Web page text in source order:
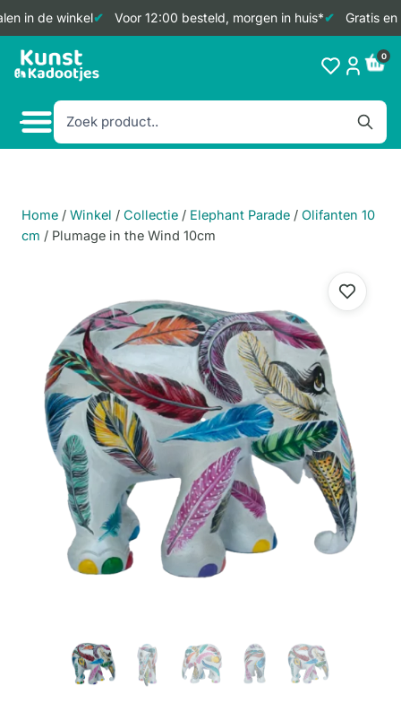
in de winkel Voor 12:00 besteld, morgen in huis* Gratis en
Doorgaan
naar
0
Home / Winkel / Collectie / Elephant Parade / Olifanten 10
cm / Plumage in the Wind 10cm